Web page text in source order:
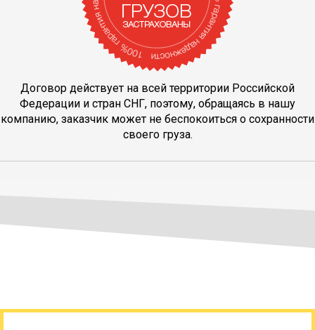
Договор действует на всей территории Российской
Федерации и стран СНГ, поэтому, обращаясь в нашу
компанию, заказчик может не беспокоиться о сохранности
своего груза.